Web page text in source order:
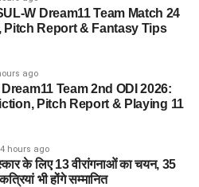
ने इसे बताया
दौरान प्रधानमंत्री के नेतृत्व में देश की
भी व्यक्त किया। उन्होंने कहा कि
सम्मान की बात रही।
W Dream11 Team Match 24
Pitch Report & Fantasy Tips
ago
Dream11 Team 2nd ODI 2026:
Pitch Report & Playing 11
hours ago
के लिए 13 वीरांगनाओं का चयन, 35
भी होंगे सम्मानित